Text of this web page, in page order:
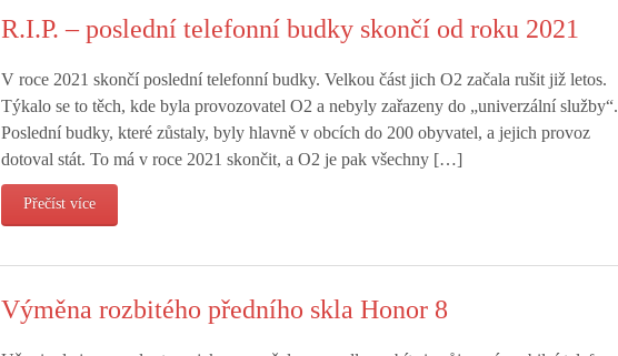
R.I.P. – poslední telefonní budky skončí od roku 2021
V roce 2021 skončí poslední telefonní budky. Velkou část jich O2 začala rušit již letos.
Týkalo se to těch, kde byla provozovatel O2 a nebyly zařazeny do „univerzální služby“.
Poslední budky, které zůstaly, byly hlavně v obcích do 200 obyvatel, a jejich provoz
dotoval stát. To má v roce 2021 skončit, a O2 je pak všechny […]
Přečíst více
Výměna rozbitého předního skla Honor 8